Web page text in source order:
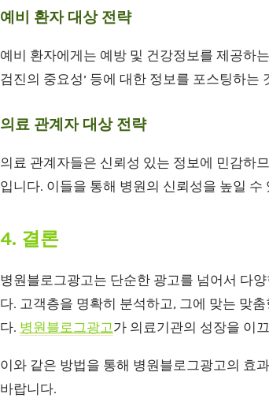
예비 환자 대상 전략
예비 환자에게는 예방 및 건강정보를 제공하
검진의 중요성’ 등에 대한 정보를 포스팅하는
의료 관계자 대상 전략
의료 관계자들은 신뢰성 있는 정보에 민감하
입니다. 이들을 통해 병원의 신뢰성을 높일 수
4. 결론
병원블로그광고는 단순한 광고를 넘어서 다
다. 고객층을 명확히 분석하고, 그에 맞는 맞
다. 병원블로그광고가 의료기관의 성장을 이
이와 같은 방법을 통해 병원블로그광고의 효
바랍니다.